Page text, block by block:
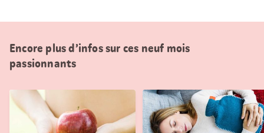
Encore plus d’infos sur ces neuf mois
passionnants